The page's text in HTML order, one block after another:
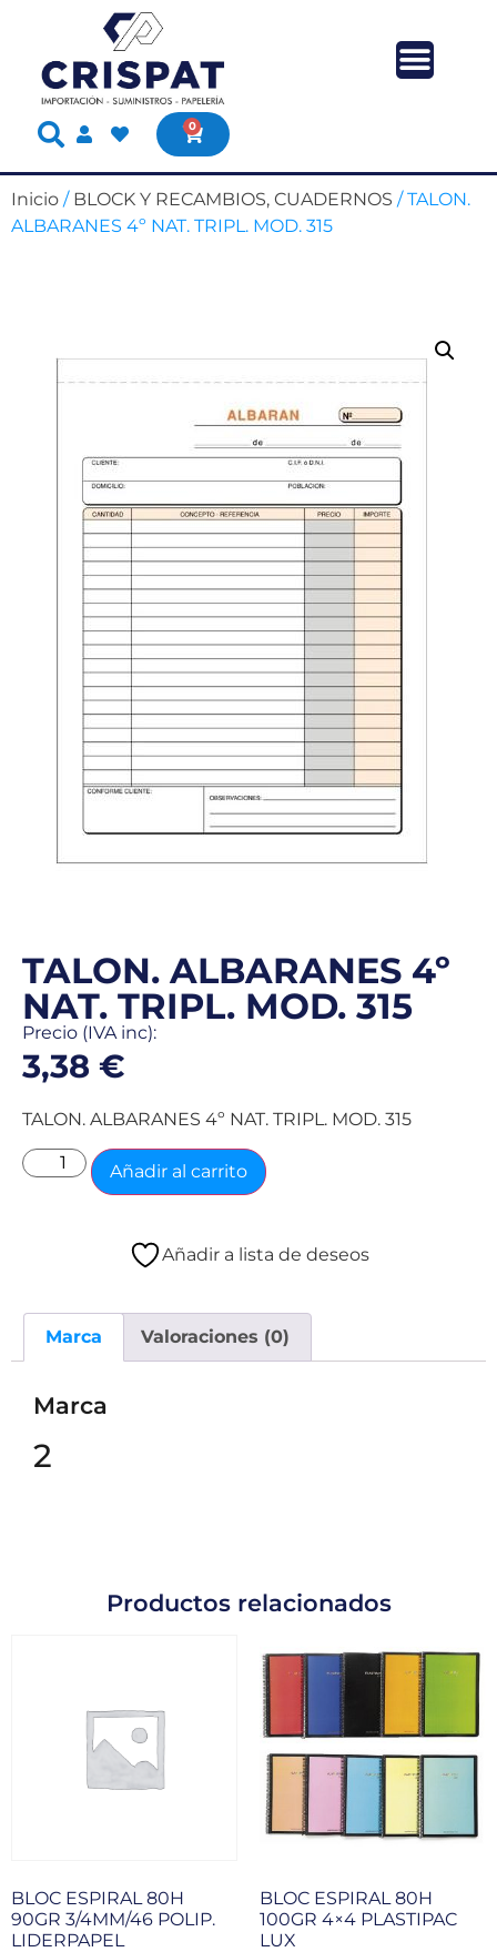
0
Inicio / BLOCK Y RECAMBIOS, CUADERNOS / TALON.
ALBARANES 4º NAT. TRIPL. MOD. 315
TALON. ALBARANES 4º
NAT. TRIPL. MOD. 315
Precio (IVA inc):
3,38 €
TALON. ALBARANES 4º NAT. TRIPL. MOD. 315
Añadir al carrito
Añadir a lista de deseos
Marca Valoraciones (0)
Marca
2
Productos relacionados
BLOC ESPIRAL 80H
90GR 3/4MM/46 POLIP.
LIDERPAPEL
BLOC ESPIRAL 80H
100GR 4×4 PLASTIPAC
LUX